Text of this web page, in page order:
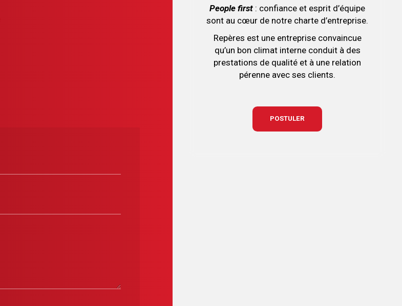
People first : confiance et esprit d’équipe
sont au cœur de notre charte d’entreprise.
Repères est une entreprise convaincue
qu’un bon climat interne conduit à des
prestations de qualité et à une relation
pérenne avec ses clients.
POSTULER